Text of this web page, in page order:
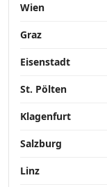
Wien
Graz
Eisenstadt
St. Pölten
Klagenfurt
Salzburg
Linz